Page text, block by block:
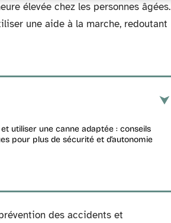
élevée chez les personnes âgées.
une aide à la marche, redoutant
utiliser une canne adaptée : conseils
pour plus de sécurité et d’autonomie
des accidents et